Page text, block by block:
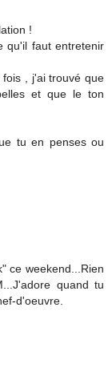
!
qu'il faut entretenir
, j'ai trouvé que
et que le ton
tu en penses ou
ce weekend...Rien
quand tu
d'oeuvre.